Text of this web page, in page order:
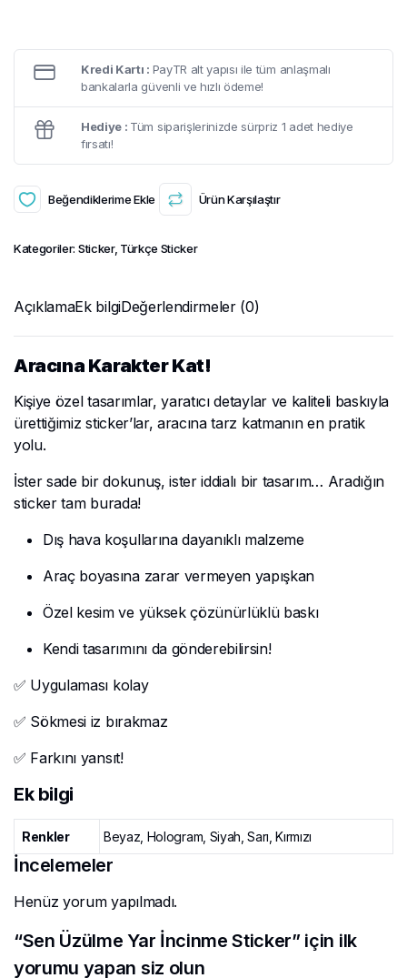
Kredi Kartı : PayTR alt yapısı ile tüm anlaşmalı
bankalarla güvenli ve hızlı ödeme!
Hediye : Tüm siparişlerinizde sürpriz 1 adet hediye
fırsatı!
Beğendiklerime Ekle Ürün Karşılaştır
Kategoriler: Sticker, Türkçe Sticker
AçıklamaEk bilgiDeğerlendirmeler (0)
Aracına Karakter Kat!
Kişiye özel tasarımlar, yaratıcı detaylar ve kaliteli baskıyla
ürettiğimiz sticker’lar, aracına tarz katmanın en pratik
yolu.
İster sade bir dokunuş, ister iddialı bir tasarım… Aradığın
sticker tam burada!
Dış hava koşullarına dayanıklı malzeme
Araç boyasına zarar vermeyen yapışkan
Özel kesim ve yüksek çözünürlüklü baskı
Kendi tasarımını da gönderebilirsin!
✅ Uygulaması kolay
✅ Sökmesi iz bırakmaz
✅ Farkını yansıt!
Ek bilgi
Renkler Beyaz, Hologram, Siyah, Sarı, Kırmızı
İncelemeler
Henüz yorum yapılmadı.
“Sen Üzülme Yar İncinme Sticker” için ilk
yorumu yapan siz olun